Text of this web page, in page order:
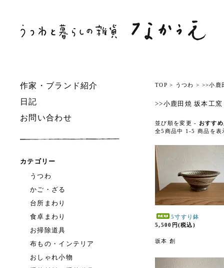
作家・ブランド紹介
日記
お問い合わせ
カテゴリー
うつわ
かご・ざる
台所まわり
食卓まわり
お掃除道具
布もの・インテリア
おしゃれ小物
TOP > うつわ > >>小鹿
>>小鹿田焼 坂本工窯
並び順を変更 - おすす
全5商品中 1-5 商品を表
5寸すり鉢
5,500円(税込)
坂本 創